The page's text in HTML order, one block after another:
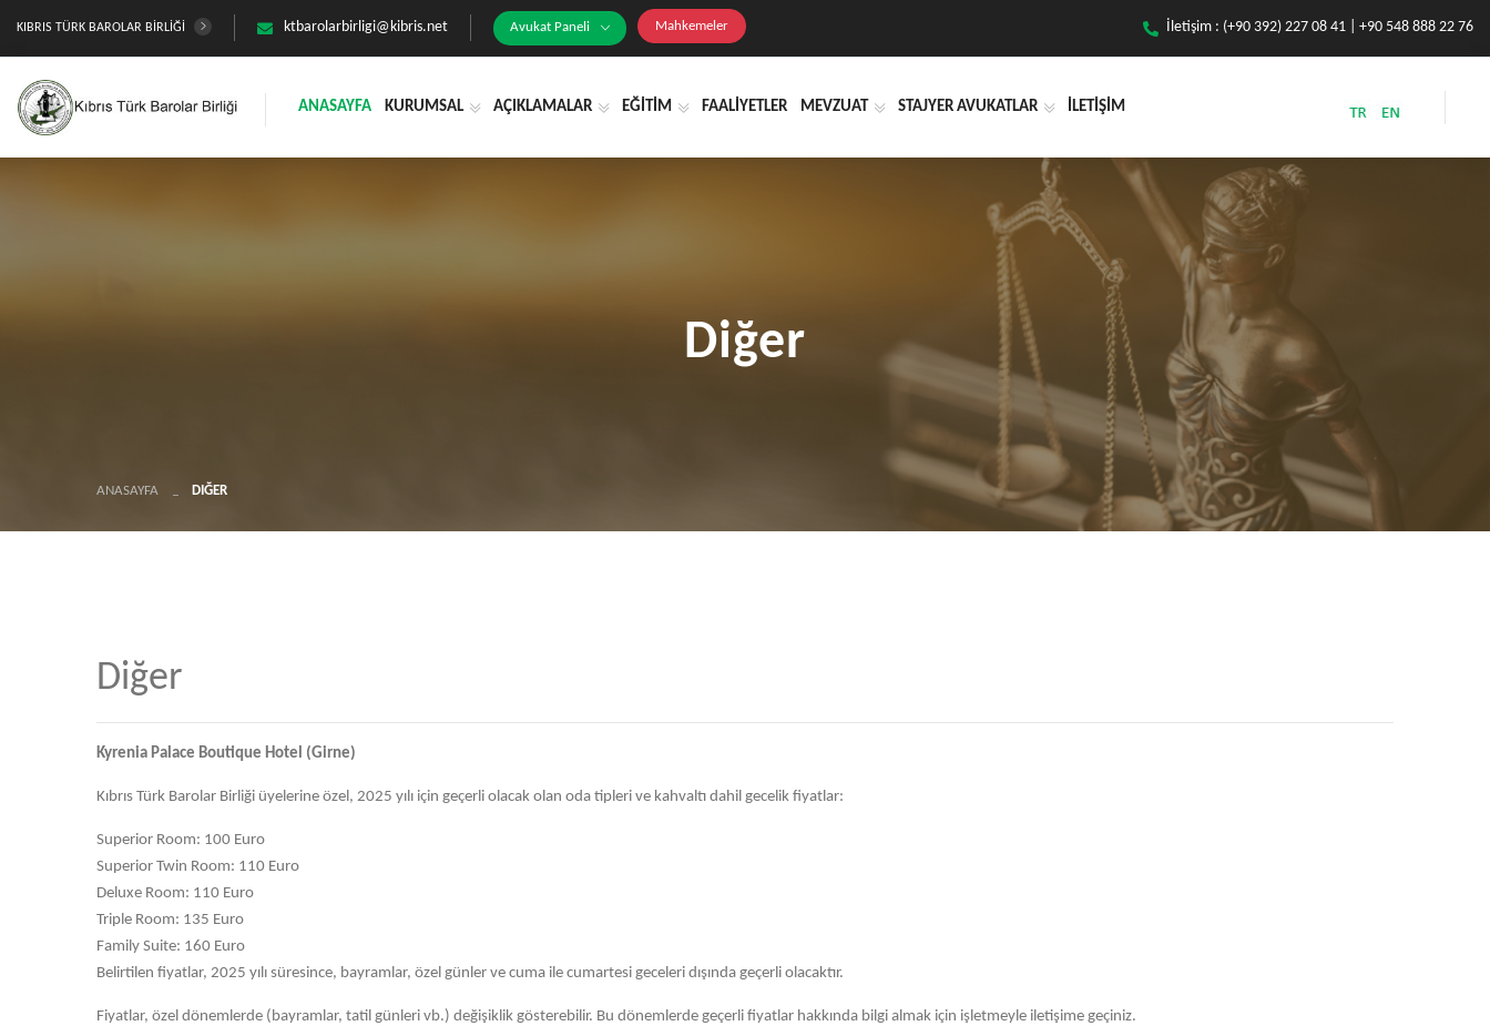
KIBRIS TÜRK BAROLAR BİRLİĞİ ktbarolarbirligi@kibris.net Avukat Paneli Mahkemeler İletişim : (+90 392) 227 08 41 | +90 548 888 22 76
ANASAYFA KURUMSAL AÇIKLAMALAR EĞİTİM FAALİYETLER MEVZUAT STAJYER AVUKATLAR İLETİŞİM
Diğer
ANASAYFA DIĞER
Diğer
Kyrenia Palace Boutique Hotel (Girne)
Kıbrıs Türk Barolar Birliği üyelerine özel, 2025 yılı için geçerli olacak olan oda tipleri ve kahvaltı dahil gecelik fiyatlar:
Superior Room: 100 Euro
Superior Twin Room: 110 Euro
Deluxe Room: 110 Euro
Triple Room: 135 Euro
Family Suite: 160 Euro
Belirtilen fiyatlar, 2025 yılı süresince, bayramlar, özel günler ve cuma ile cumartesi geceleri dışında geçerli olacaktır.
Fiyatlar, özel dönemlerde (bayramlar, tatil günleri vb.) değişiklik gösterebilir. Bu dönemlerde geçerli fiyatlar hakkında bilgi almak için işletmeyle iletişime geçiniz.